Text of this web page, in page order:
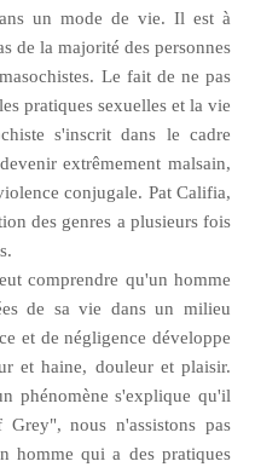
un mode de vie. Il est à
de la majorité des personnes
Le fait de ne pas
pratiques sexuelles et la vie
s'inscrit dans le cadre
extrêmement malsain,
conjugale. Pat Califia,
des genres a plusieurs fois
comprendre qu'un homme
de sa vie dans un milieu
et de négligence développe
et haine, douleur et plaisir.
phénomène s'explique qu'il
nous n'assistons pas
homme qui a des pratiques